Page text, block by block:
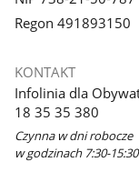
Regon 491893150
KONTAKT
Infolinia dla
18 35 35 380
Czynna w dni robocze
w godzinach 7:30-15:30